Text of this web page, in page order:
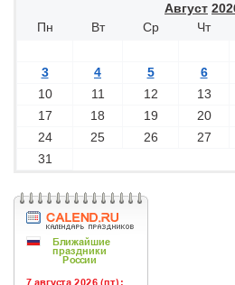
Август
Пн
Вт Ср Чт
3
4 5 6
10
11 12 13
17
18 19 20
24
25 26 27
31